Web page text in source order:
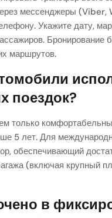
мессенджеры (Viber,
Укажите дату,
Бронирование
маршрутов.
поездок?
только
5 лет. Для
обеспечивающий
(включая крупный
в